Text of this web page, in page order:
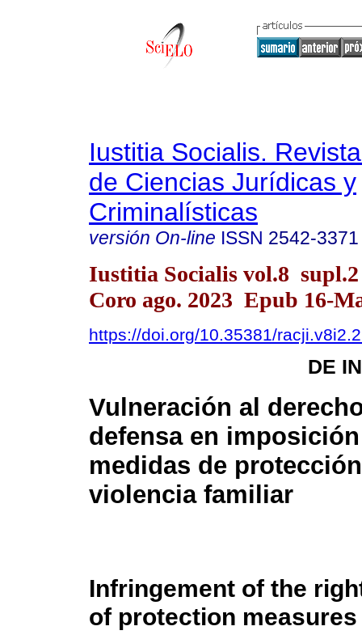
Iustitia Socialis.
de Ciencias Jurídicas y
Criminalísticas
versión On-line ISSN 2542-3371
Iustitia Socialis vol.8 supl.2
Coro ago. 2023 Epub 16-
https://doi.org/10.35381/
DE
Vulneración al
defensa en
medidas de
violencia familiar
Infringement of the
of protection